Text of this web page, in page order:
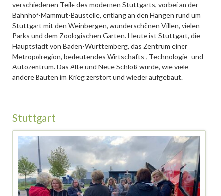
verschiedenen Teile des modernen Stuttgarts, vorbei an der
Bahnhof-Mammut-Baustelle, entlang an den Hängen rund um
Stuttgart mit den Weinbergen, wunderschönen Villen, vielen
Parks und dem Zoologischen Garten. Heute ist Stuttgart, die
Hauptstadt von Baden-Württemberg, das Zentrum einer
Metropolregion, bedeutendes Wirtschafts-, Technologie- und
Autozentrum. Das Alte und Neue Schloß wurde, wie viele
andere Bauten im Krieg zerstört und wieder aufgebaut.
Stuttgart